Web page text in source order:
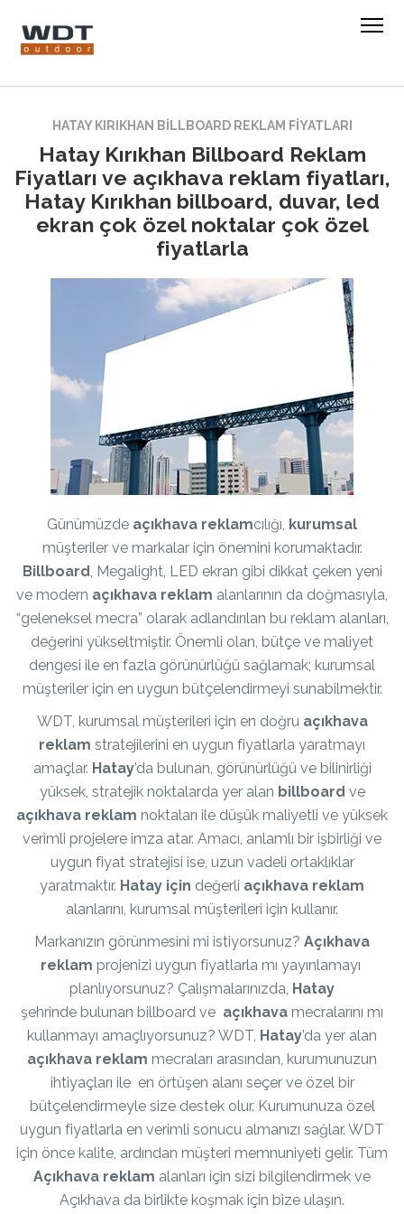
HATAY KIRIKHAN BILLBOARD REKLAM FIYATLARI
Hatay Kırıkhan Billboard Reklam
Fiyatları ve açıkhava reklam fiyatları,
Hatay Kırıkhan billboard, duvar, led
ekran çok özel noktalar çok özel
fiyatlarla
Günümüzde açıkhava reklamcılığı, kurumsal
müşteriler ve markalar için önemini korumaktadır.
Billboard, Megalight, LED ekran gibi dikkat çeken yeni
ve modern açıkhava reklam alanlarının da doğmasıyla,
“geleneksel mecra” olarak adlandırılan bu reklam alanları,
değerini yükseltmiştir. Önemli olan, bütçe ve maliyet
dengesi ile en fazla görünürlüğü sağlamak; kurumsal
müşteriler için en uygun bütçelendirmeyi sunabilmektir.
WDT, kurumsal müşterileri için en doğru açıkhava
reklam stratejilerini en uygun fiyatlarla yaratmayı
amaçlar. Hatay’da bulunan, görünürlüğü ve bilinirliği
yüksek, stratejik noktalarda yer alan billboard ve
açıkhava reklam noktaları ile düşük maliyetli ve yüksek
verimli projelere imza atar. Amacı, anlamlı bir işbirliği ve
uygun fiyat stratejisi ise, uzun vadeli ortaklıklar
yaratmaktır. Hatay için değerli açıkhava reklam
alanlarını, kurumsal müşterileri için kullanır.
Markanızın görünmesini mi istiyorsunuz? Açıkhava
reklam projenizi uygun fiyatlarla mı yayınlamayı
planlıyorsunuz? Çalışmalarınızda, Hatay
şehrinde bulunan billboard ve açıkhava mecralarını mı
kullanmayı amaçlıyorsunuz? WDT, Hatay’da yer alan
açıkhava reklam mecraları arasından, kurumunuzun
ihtiyaçları ile en örtüşen alanı seçer ve özel bir
bütçelendirmeyle size destek olur. Kurumunuza özel
uygun fiyatlarla en verimli sonucu almanızı sağlar. WDT
için önce kalite, ardından müşteri memnuniyeti gelir. Tüm
Açıkhava reklam alanları için sizi bilgilendirmek ve
Açıkhava da birlikte koşmak için bize ulaşın.